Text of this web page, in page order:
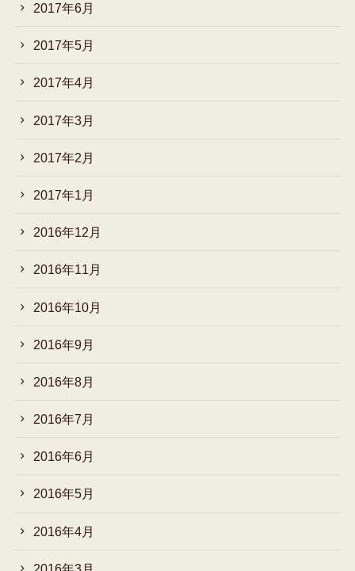
2017年6月
2017年5月
2017年4月
2017年3月
2017年2月
2017年1月
2016年12月
2016年11月
2016年10月
2016年9月
2016年8月
2016年7月
2016年6月
2016年5月
2016年4月